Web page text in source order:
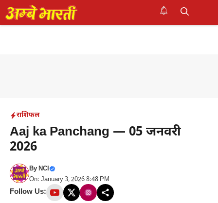
Skip
to
राशिफल
Aaj ka Panchang — 05 जनवरी
2026
ByNCI
On: January 3, 2026 8:48 PM
Follow Us: